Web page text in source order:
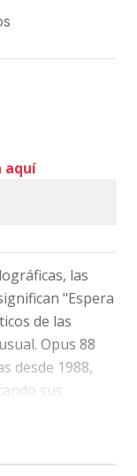
aquí
las
"Espera
de las
Opus 88
desde 1988,
sus
a aquellos